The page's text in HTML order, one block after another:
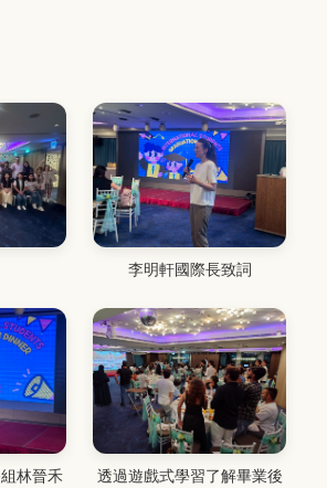
李明軒國際長致詞
林晉禾
透過遊戲式學習了解畢業後